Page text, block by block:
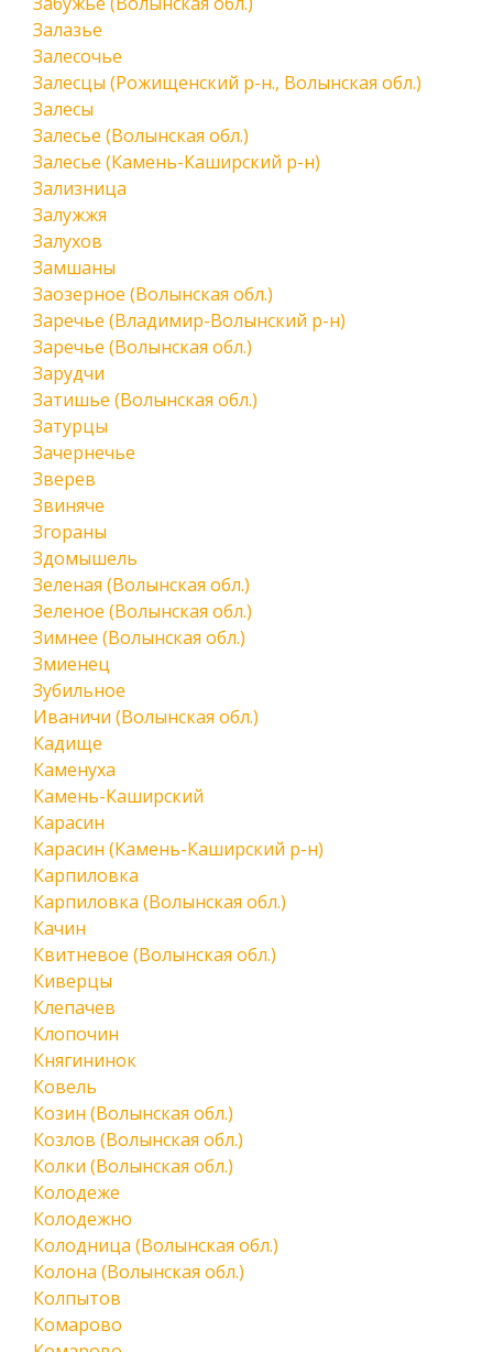
Залазье
Залесочье
Залесцы (Рожищенский р-н., Волынская обл.)
Залесы
Залесье (Волынская обл.)
Залесье (Камень-Каширский р-н)
Зализница
Залужжя
Залухов
Замшаны
Заозерное (Волынская обл.)
Заречье (Владимир-Волынский р-н)
Заречье (Волынская обл.)
Зарудчи
Затишье (Волынская обл.)
Затурцы
Зачернечье
Зверев
Звиняче
Згораны
Здомышель
Зеленая (Волынская обл.)
Зеленое (Волынская обл.)
Зимнее (Волынская обл.)
Змиенец
Зубильное
Иваничи (Волынская обл.)
Кадище
Каменуха
Камень-Каширский
Карасин
Карасин (Камень-Каширский р-н)
Карпиловка
Карпиловка (Волынская обл.)
Качин
Квитневое (Волынская обл.)
Киверцы
Клепачев
Клопочин
Княгининок
Ковель
Козин (Волынская обл.)
Козлов (Волынская обл.)
Колки (Волынская обл.)
Колодеже
Колодежно
Колодница (Волынская обл.)
Колона (Волынская обл.)
Колпытов
Комарово